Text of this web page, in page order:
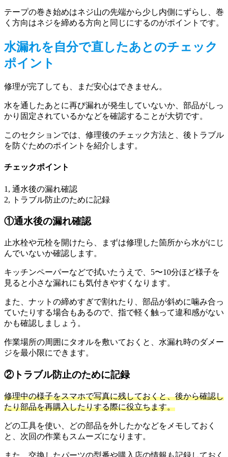
テープの巻き始めはネジ山の先端から少し内側にずらし、巻
く方向はネジを締める方向と同じにするのがポイントです。
水漏れを自分で直したあとのチェック
ポイント
修理が完了しても、まだ安心はできません。
水を通したあとに再び漏れが発生していないか、部品がしっ
かり固定されているかなどを確認することが大切です。
このセクションでは、修理後のチェック方法と、後トラブル
を防ぐためのポイントを紹介します。
チェックポイント
1, 通水後の漏れ確認
2, トラブル防止のために記録
①通水後の漏れ確認
止水栓や元栓を開けたら、まずは修理した箇所から水がにじ
んでいないか確認します。
キッチンペーパーなどで拭いたうえで、5〜10分ほど様子を
見ると小さな漏れにも気付きやすくなります。
また、ナットの締めすぎで割れたり、部品が斜めに噛み合っ
ていたりする場合もあるので、指で軽く触って違和感がない
かも確認しましょう。
作業場所の周囲にタオルを敷いておくと、水漏れ時のダメー
ジを最小限にできます。
②トラブル防止のために記録
修理中の様子をスマホで写真に残しておくと、後から確認し
たり部品を再購入したりする際に役立ちます。
どの工具を使い、どの部品を外したかなどをメモしておく
と、次回の作業もスムーズになります。
また、交換したパーツの型番や購入店の情報も記録しておく